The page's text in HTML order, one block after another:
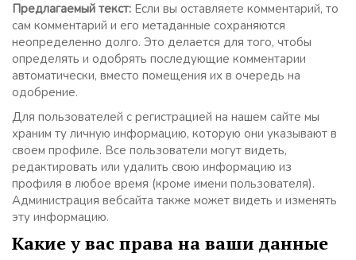
Предлагаемый текст: Если вы оставляете комментарий, то
сам комментарий и его метаданные сохраняются
неопределенно долго. Это делается для того, чтобы
определять и одобрять последующие комментарии
автоматически, вместо помещения их в очередь на
одобрение.
Для пользователей с регистрацией на нашем сайте мы
храним ту личную информацию, которую они указывают в
своем профиле. Все пользователи могут видеть,
редактировать или удалить свою информацию из
профиля в любое время (кроме имени пользователя).
Администрация вебсайта также может видеть и изменять
эту информацию.
Какие у вас права на ваши данные